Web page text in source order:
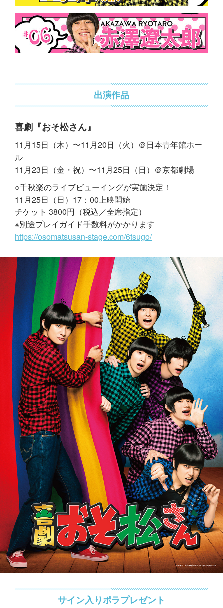
出演作品
喜劇『おそ松さん』
11月15日（木）〜11月20日（火）＠日本青年館ホー
ル
11月23日（金・祝）〜11月25日（日）＠京都劇場
○千秋楽のライブビューイングが実施決定！
11月25日（日）17：00上映開始
チケット 3800円（税込／全席指定）
※別途プレイガイド手数料がかかります
https://osomatsusan-stage.com/6tsugo/
サイン入りポラプレゼント